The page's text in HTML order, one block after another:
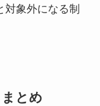
象外になる制
とめ